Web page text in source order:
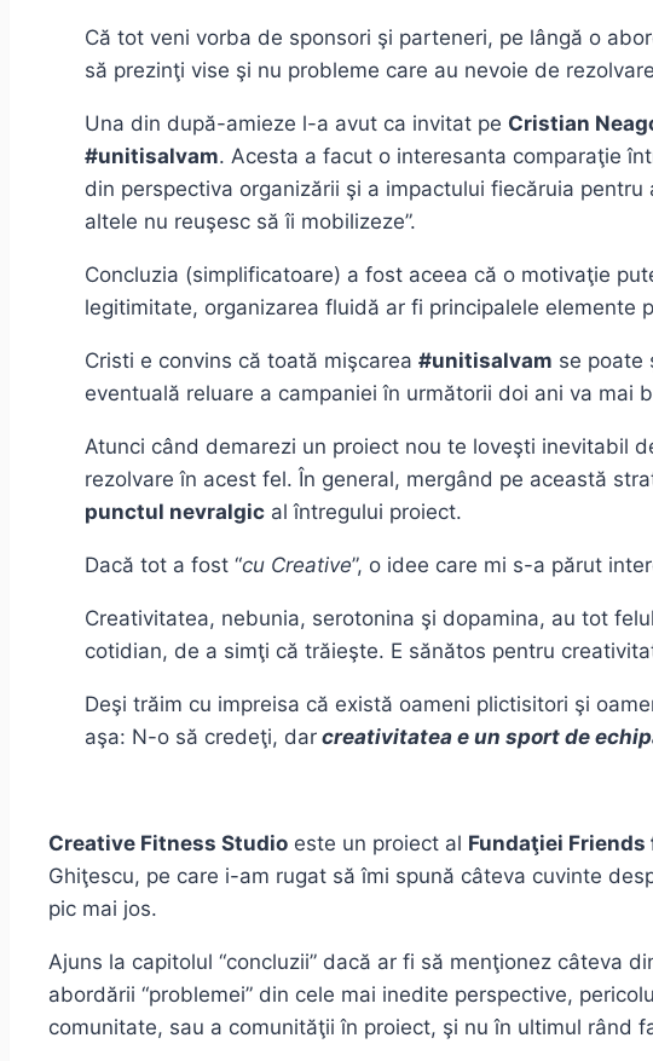
Că tot veni vorba de sponsori şi parteneri, pe lângă o
să prezinţi vise şi nu probleme care au nevoie de
Una din după-amieze l-a avut ca invitat pe Cristian
#unitisalvam. Acesta a facut o interesanta comparaţie
din perspectiva organizării şi a impactului fiecăruia
altele nu reuşesc să îi mobilizeze”.
Concluzia (simplificatoare) a fost aceea că o motivaţie
legitimitate, organizarea fluidă ar fi principalele elemente
Cristi e convins că toată mişcarea #unitisalvam se poate
eventuală reluare a campaniei în următorii doi ani va mai
Atunci când demarezi un proiect nou te loveşti inevitabil
rezolvare în acest fel. În general, mergând pe această
punctul nevralgic al întregului proiect.
Dacă tot a fost “cu Creative”, o idee care mi s-a părut
Creativitatea, nebunia, serotonina şi dopamina, au tot
cotidian, de a simţi că trăieşte. E sănătos pentru
Deşi trăim cu impreisa că există oameni plictisitori şi
aşa: N-o să credeţi, dar creativitatea e un sport de
Creative Fitness Studio este un proiect al Fundaţiei Friends
Ghiţescu, pe care i-am rugat să îmi spună câteva cuvinte
pic mai jos.
Ajuns la capitolul “concluzii” dacă ar fi să menţionez câteva
abordării “problemei” din cele mai inedite perspective,
comunitate, sau a comunităţii în proiect, şi nu în ultimul rând